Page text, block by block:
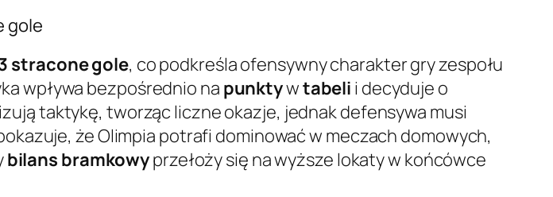
gole
stracone gole, co podkreśla ofensywny charakter gry zespołu
wpływa bezpośrednio na punktywtabeli i decyduje o
taktykę, tworząc liczne okazje, jednak defensywa musi
że Olimpia potrafi dominować w meczach domowych,
bilans bramkowyprzełoży się na wyższe lokaty w końcówce